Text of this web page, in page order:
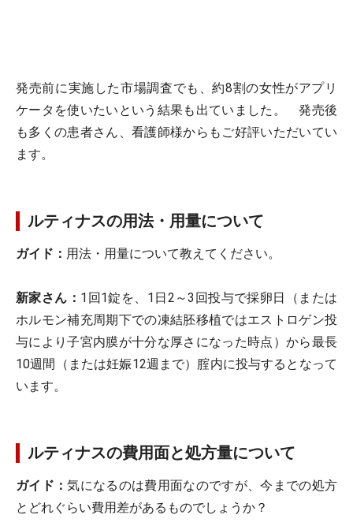
発売前に実施した市場調査でも、約8割の女性がアプリ
ケータを使いたいという結果も出ていました。 発売後
も多くの患者さん、看護師様からもご好評いただいてい
ます。
ルティナスの用法・用量について
ガイド： 用法・用量について教えてください。
新家さん： 1回1錠を、1日2～3回投与で採卵日（または
ホルモン補充周期下での凍結胚移植ではエストロゲン投
与により子宮内膜が十分な厚さになった時点）から最長
10週間（または妊娠12週まで）腟内に投与するとなって
います。
ルティナスの費用面と処方量について
ガイド：気になるのは費用面なのですが、今までの処方
とどれぐらい費用差があるものでしょうか？